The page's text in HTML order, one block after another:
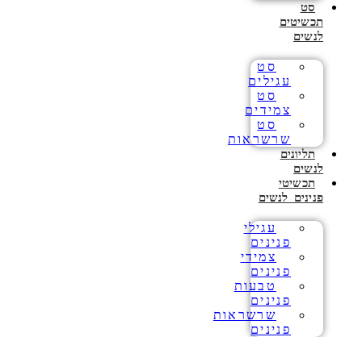
סט
תכשיטים
לנשים
סט
עגילים
סט
צמידים
סט
שרשראות
תליונים
לנשים
תכשיטי
פנינים לנשים
עגילי
פנינים
צמידי
פנינים
טבעות
פנינים
שרשראות
פנינים